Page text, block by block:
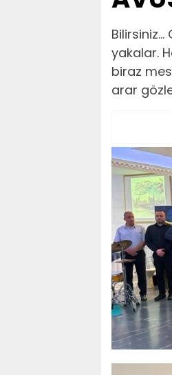
Bilirsiniz…
yakalar.
biraz
arar